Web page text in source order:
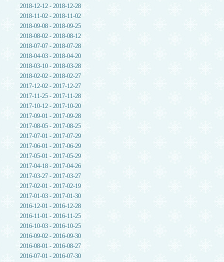
2018-12-12 - 2018-12-28
2018-11-02 - 2018-11-02
2018-09-08 - 2018-09-25
2018-08-02 - 2018-08-12
2018-07-07 - 2018-07-28
2018-04-03 - 2018-04-20
2018-03-10 - 2018-03-28
2018-02-02 - 2018-02-27
2017-12-02 - 2017-12-27
2017-11-25 - 2017-11-28
2017-10-12 - 2017-10-20
2017-09-01 - 2017-09-28
2017-08-05 - 2017-08-25
2017-07-01 - 2017-07-29
2017-06-01 - 2017-06-29
2017-05-01 - 2017-05-29
2017-04-18 - 2017-04-26
2017-03-27 - 2017-03-27
2017-02-01 - 2017-02-19
2017-01-03 - 2017-01-30
2016-12-01 - 2016-12-28
2016-11-01 - 2016-11-25
2016-10-03 - 2016-10-25
2016-09-02 - 2016-09-30
2016-08-01 - 2016-08-27
2016-07-01 - 2016-07-30